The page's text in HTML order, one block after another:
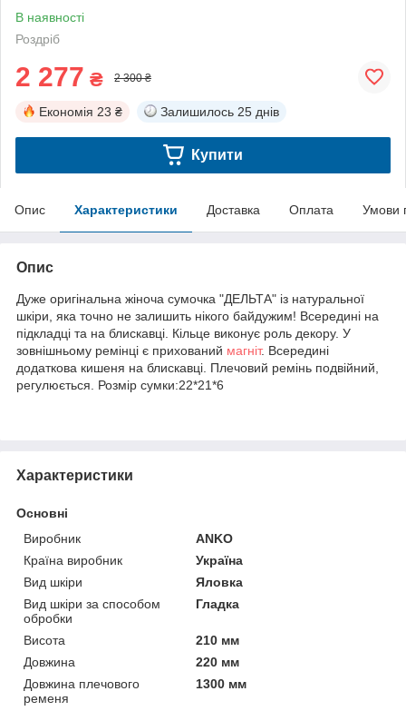
В наявності
Роздріб
2 277 ₴ 2 300 ₴
Економія 23 ₴ Залишилось 25 днів
Купити
Опис Характеристики Доставка Оплата Умови
Опис
Дуже оригінальна жіноча сумочка "ДЕЛЬТА" із натуральної
шкіри, яка точно не залишить нікого байдужим! Всередині на
підкладці та на блискавці. Кільце виконує роль декору. У
зовнішньому ремінці є прихований магніт. Всередині
додаткова кишеня на блискавці. Плечовий ремінь подвійний,
регулюється. Розмір сумки:22*21*6
Характеристики
Основні
Виробник
ANKO
Країна виробник
Україна
Вид шкіри
Яловка
Вид шкіри за способом
обробки
Гладка
Висота
210 мм
Довжина
220 мм
Довжина плечового
ременя
1300 мм